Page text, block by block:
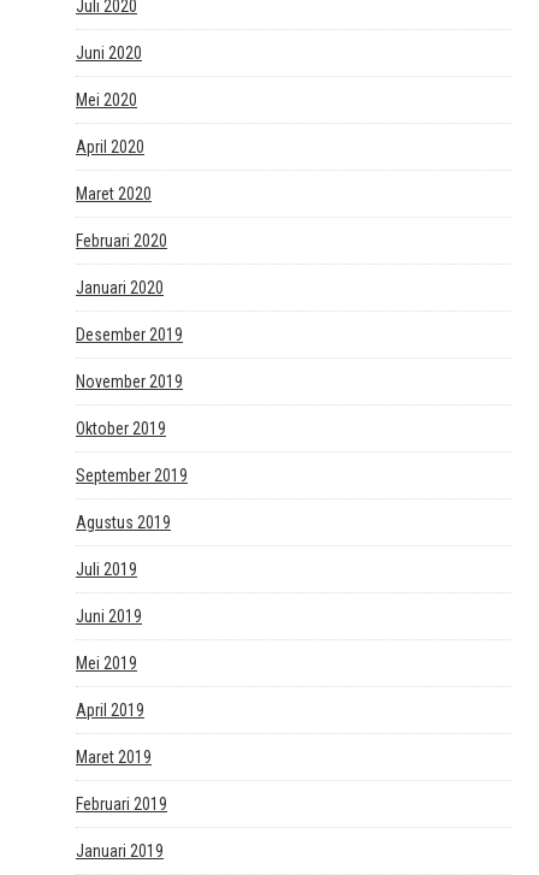
Juli 2020
Juni 2020
Mei 2020
April 2020
Maret 2020
Februari 2020
Januari 2020
Desember 2019
November 2019
Oktober 2019
September 2019
Agustus 2019
Juli 2019
Juni 2019
Mei 2019
April 2019
Maret 2019
Februari 2019
Januari 2019